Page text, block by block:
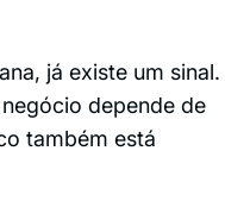
já existe um sinal.
depende de
também está